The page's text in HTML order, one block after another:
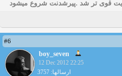
قوی تر شد .پیرشدنت شروع میشود
#6
boy_seven
12 Dec 2012 22:25
ارسالها: 3757